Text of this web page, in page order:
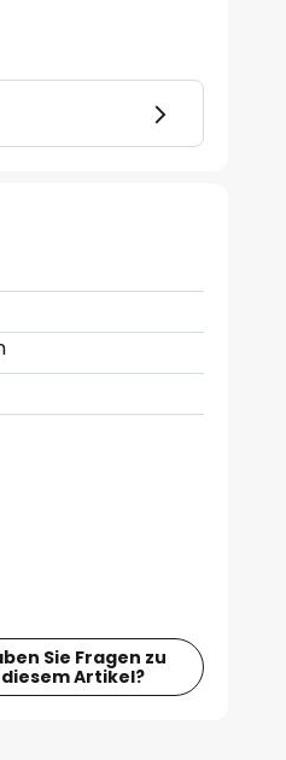
Sie Fragen zu
diesem Artikel?